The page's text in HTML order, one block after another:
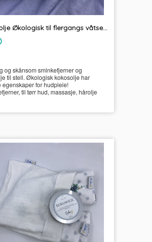
Kokosolje Økologisk til flergangs våtservietter og sminkefjerner Unikum
inkl.
mva.
og skånsom sminkefjerner og
til stell. Økologisk kokosolje har
egenskaper for hudpleie!
til tørr hud, massasje, hårolje